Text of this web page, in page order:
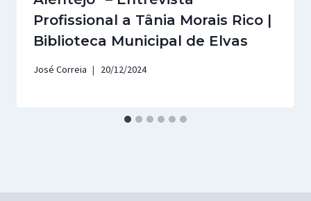
Profissional a Tânia Morais Rico |
Biblioteca Municipal de Elvas
José Correia 20/12/2024